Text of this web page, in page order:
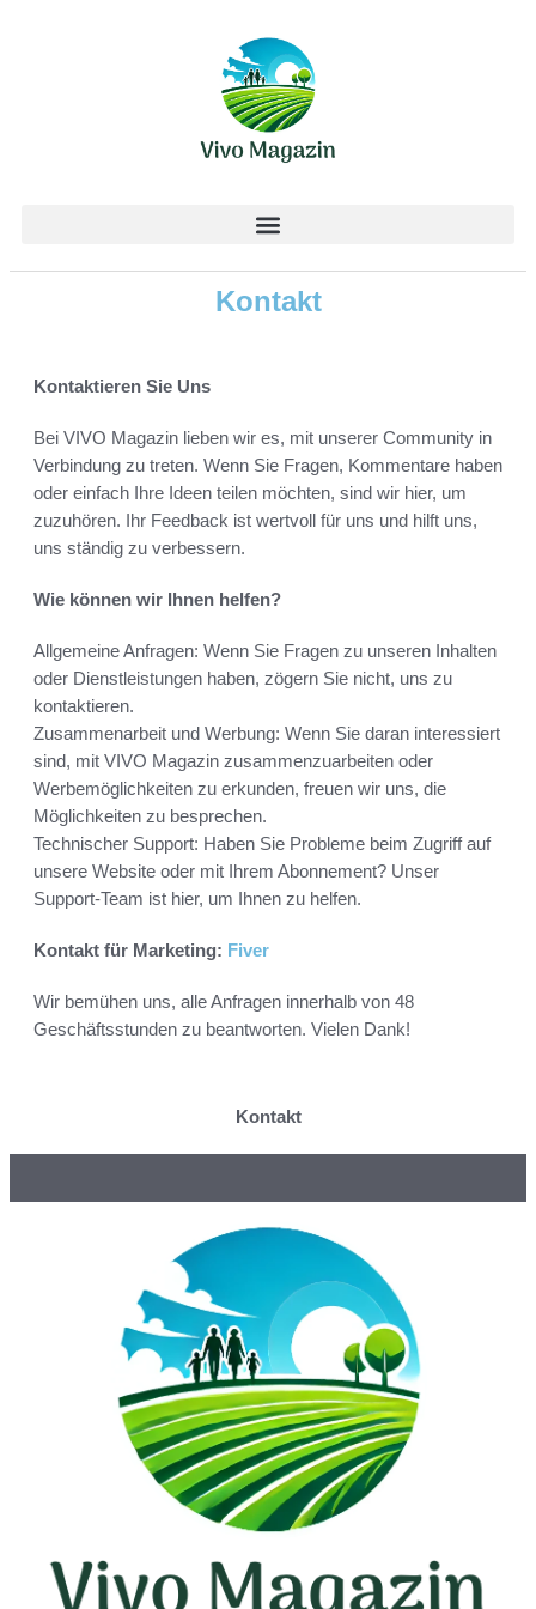
Kontakt
Kontaktieren Sie Uns
Bei VIVO Magazin lieben wir es, mit unserer Community in
Verbindung zu treten. Wenn Sie Fragen, Kommentare haben
oder einfach Ihre Ideen teilen möchten, sind wir hier, um
zuzuhören. Ihr Feedback ist wertvoll für uns und hilft uns,
uns ständig zu verbessern.
Wie können wir Ihnen helfen?
Allgemeine Anfragen: Wenn Sie Fragen zu unseren Inhalten
oder Dienstleistungen haben, zögern Sie nicht, uns zu
kontaktieren.
Zusammenarbeit und Werbung: Wenn Sie daran interessiert
sind, mit VIVO Magazin zusammenzuarbeiten oder
Werbemöglichkeiten zu erkunden, freuen wir uns, die
Möglichkeiten zu besprechen.
Technischer Support: Haben Sie Probleme beim Zugriff auf
unsere Website oder mit Ihrem Abonnement? Unser
Support-Team ist hier, um Ihnen zu helfen.
Kontakt für Marketing: Fiver
Wir bemühen uns, alle Anfragen innerhalb von 48
Geschäftsstunden zu beantworten. Vielen Dank!
Kontakt